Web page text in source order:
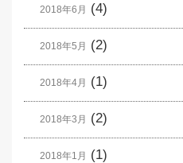
2018年6月 (4)
2018年5月 (2)
2018年4月 (1)
2018年3月 (2)
2018年1月 (1)